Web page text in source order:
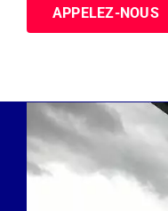
APPELEZ-NOUS